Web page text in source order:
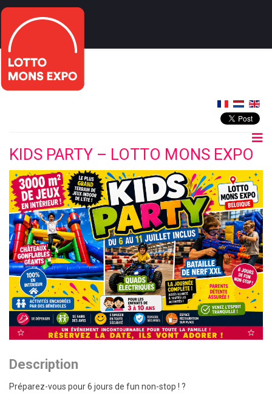
KIDS PARTY – LOTTO MONS EXPO
Description
Préparez-vous pour 6 jours de fun non-stop ! ?